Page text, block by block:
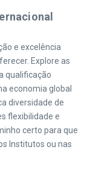
e excelência
Explore as
qualificação
economia global
diversidade de
flexibilidade e
certo para que
Institutos ou nas